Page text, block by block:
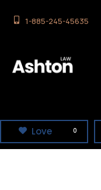
1-885-245-45635
Love 0